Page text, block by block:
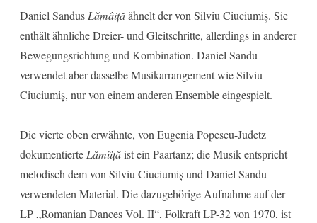
Daniel SandusLămâițăähnelt der von Silviu Ciuciumiș. Sie
enthält ähnliche Dreier- und Gleitschritte, allerdings in anderer
Bewegungsrichtung und Kombination. Daniel Sandu
verwendet aber dasselbe Musikarrangement wie Silviu
Ciuciumiș, nur von einem anderen Ensemble eingespielt.
Die vierte oben erwähnte, von Eugenia Popescu-Judetz
dokumentierteLămîițăist ein Paartanz; die Musik entspricht
melodisch dem von Silviu Ciuciumiș und Daniel Sandu
verwendeten Material. Die dazugehörige Aufnahme auf der
LP „Romanian Dances Vol. II“, Folkraft LP-32 von 1970, ist